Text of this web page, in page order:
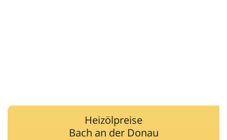
Heizölpreise
Bach an der Donau